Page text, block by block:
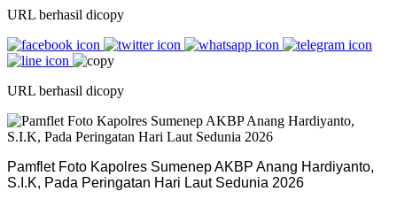
URL berhasil dicopy
URL berhasil dicopy
Pamflet Foto Kapolres Sumenep AKBP Anang Hardiyanto,
S.I.K, Pada Peringatan Hari Laut Sedunia 2026